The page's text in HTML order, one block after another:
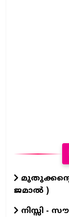
ജമാൽ )
നിസ്സി -